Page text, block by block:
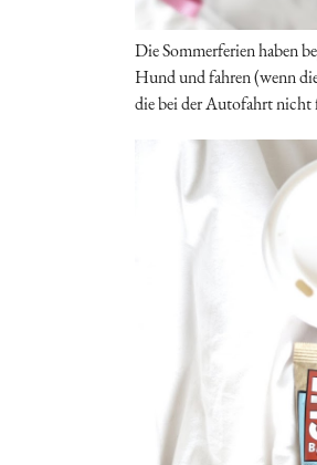
Die Sommerferien haben
Hund und fahren (wenn
die bei der Autofahrt nicht